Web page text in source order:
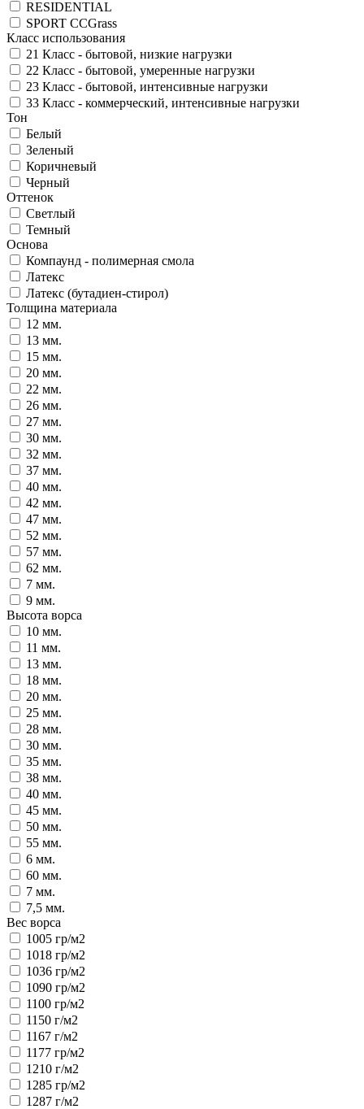
RESIDENTIAL
SPORT CCGrass
Класс использования
21 Класс - бытовой, низкие нагрузки
22 Класс - бытовой, умеренные нагрузки
23 Класс - бытовой, интенсивные нагрузки
33 Класс - коммерческий, интенсивные нагрузки
Тон
Белый
Зеленый
Коричневый
Черный
Оттенок
Светлый
Темный
Основа
Компаунд - полимерная смола
Латекс
Латекс (бутадиен-стирол)
Толщина материала
12 мм.
13 мм.
15 мм.
20 мм.
22 мм.
26 мм.
27 мм.
30 мм.
32 мм.
37 мм.
40 мм.
42 мм.
47 мм.
52 мм.
57 мм.
62 мм.
7 мм.
9 мм.
Высота ворса
10 мм.
11 мм.
13 мм.
18 мм.
20 мм.
25 мм.
28 мм.
30 мм.
35 мм.
38 мм.
40 мм.
45 мм.
50 мм.
55 мм.
6 мм.
60 мм.
7 мм.
7,5 мм.
Вес ворса
1005 гр/м2
1018 гр/м2
1036 гр/м2
1090 гр/м2
1100 гр/м2
1150 г/м2
1167 г/м2
1177 гр/м2
1210 г/м2
1285 гр/м2
1287 г/м2